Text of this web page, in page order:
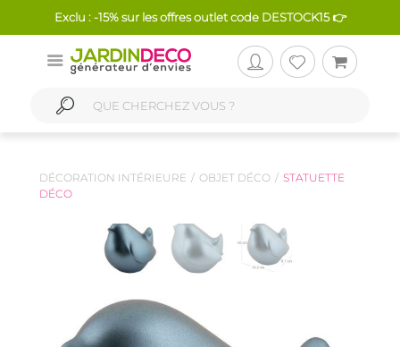
Exclu : -15% sur les offres outlet code DESTOCK15 👉
DÉCORATION INTÉRIEURE OBJET DÉCO
STATUETTE
DÉCO